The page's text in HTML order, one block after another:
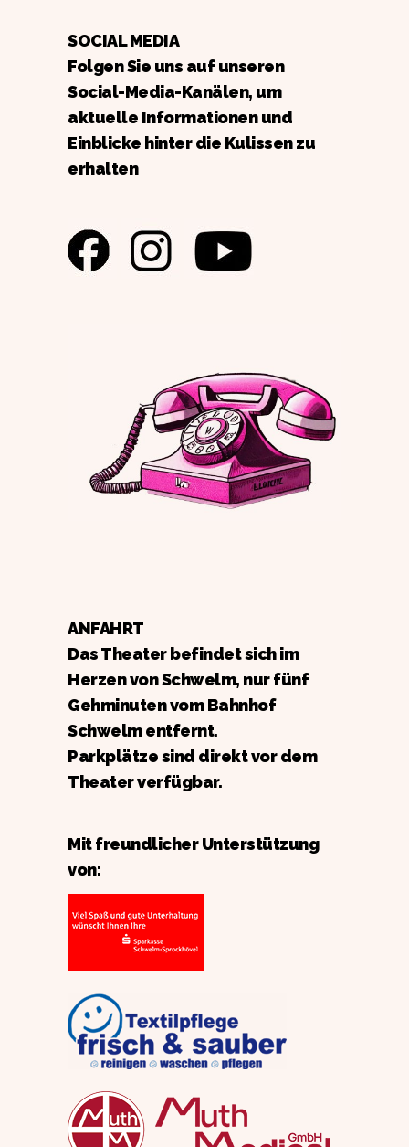
SOCIAL MEDIA
Folgen Sie uns auf unseren
Social-Media-Kanälen, um
aktuelle Informationen und
Einblicke hinter die Kulissen zu
erhalten
ANFAHRT
Das Theater befindet sich im
Herzen von Schwelm, nur fünf
Gehminuten vom Bahnhof
Schwelm entfernt.
Parkplätze sind direkt vor dem
Theater verfügbar.
Mit freundlicher Unterstützung
von: